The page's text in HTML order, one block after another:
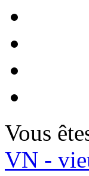
Vous
VN -